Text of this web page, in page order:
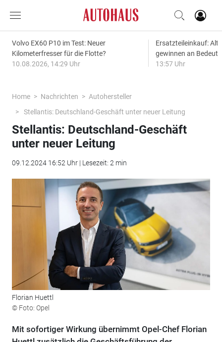
Volvo EX60 P10 im Test: Neuer
Kilometerfresser für die Flotte?
10.08.2026, 14:29 Uhr
Ersatzteileinkauf:
gewinnen an
13:57 Uhr
Home Nachrichten
Autohersteller
Stellantis: Deutschland-Geschäft unter neuer Leitung
Stellantis: Deutschland-Geschäft
unter neuer Leitung
09.12.2024 16:52 Uhr | Lesezeit: 2 min
Florian Huettl
© Foto: Opel
Mit sofortiger Wirkung übernimmt Opel-Chef Florian